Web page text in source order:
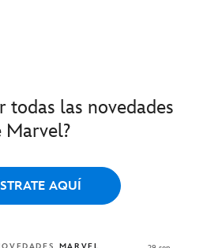
todas las novedades
Marvel?
AQUÍ